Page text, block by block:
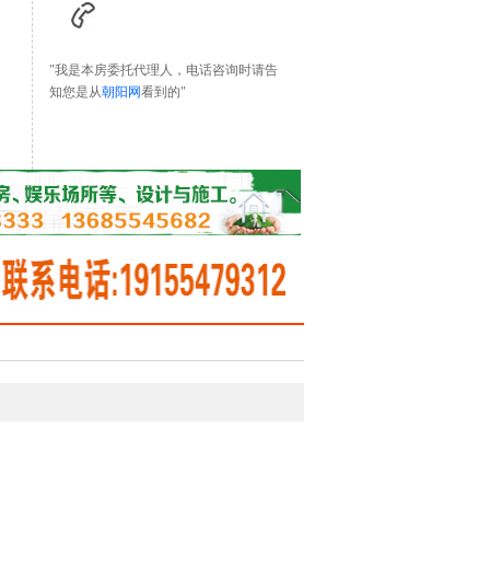
"我是本房委托代理人，电话咨询时请告
知您是从朝阳网看到的"